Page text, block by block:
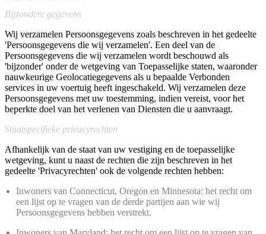
Bijzondere gegevens
Wij verzamelen Persoonsgegevens zoals beschreven in het gedeelte
'Persoonsgegevens die wij verzamelen'. Een deel van de
Persoonsgegevens die wij verzamelen wordt beschouwd als
'bijzonder' onder de wetgeving van Toepasselijke staten, waaronder
nauwkeurige Geolocatiegegevens als u bepaalde Verbonden
services in uw voertuig heeft ingeschakeld. Wij verzamelen deze
Persoonsgegevens met uw toestemming, indien vereist, voor het
beperkte doel van het verlenen van Diensten die u aanvraagt.
Staatspecifieke privacyrechten
Afhankelijk van de staat van uw vestiging en de toepasselijke
wetgeving, kunt u naast de rechten die zijn beschreven in het
gedeelte 'Privacyrechten' ook de volgende rechten hebben:
Inwoners van Connecticut, Oregon en Minnesota: het recht om
een lijst op te vragen van de derde partijen aan wie wij
Persoonsgegevens hebben verstrekt.